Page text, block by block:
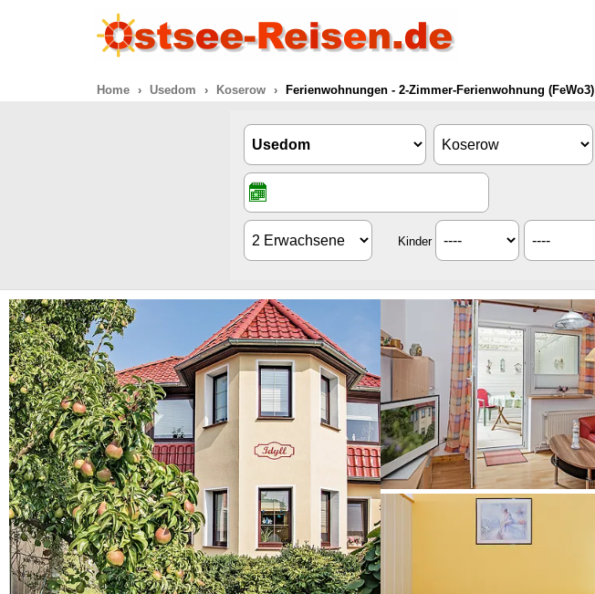
Home Usedom Koserow Ferienwohnungen - 2-Zimmer-Ferienwohnung (FeWo3)
Kinder